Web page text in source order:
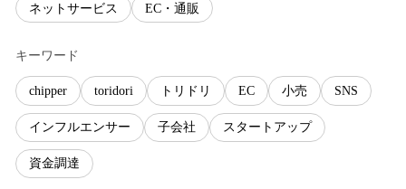
ネットサービス EC・通販
キーワード
chipper toridori トリドリ EC 小売 SNS
インフルエンサー 子会社 スタートアップ
資金調達